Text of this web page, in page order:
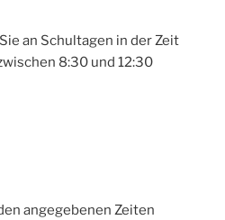
an Schultagen in der Zeit
8:30 und 12:30
angegebenen Zeiten